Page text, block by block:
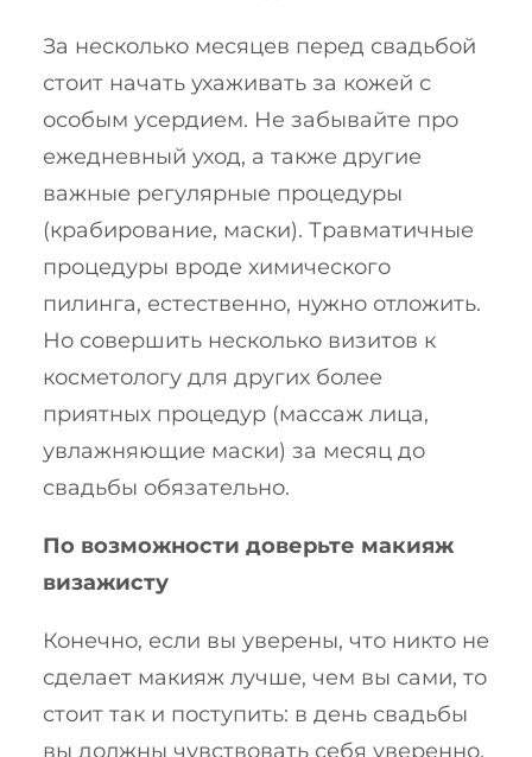
За несколько месяцев перед свадьбой
стоит начать ухаживать за кожей с
особым усердием. Не забывайте про
ежедневный уход, а также другие
важные регулярные процедуры
(крабирование, маски). Травматичные
процедуры вроде химического
пилинга, естественно, нужно отложить.
Но совершить несколько визитов к
косметологу для других более
приятных процедур (массаж лица,
увлажняющие маски) за месяц до
свадьбы обязательно.
По возможности доверьте макияж
визажисту
Конечно, если вы уверены, что никто не
сделает макияж лучше, чем вы сами, то
стоит так и поступить: в день свадьбы
вы должны чувствовать себя уверенно.